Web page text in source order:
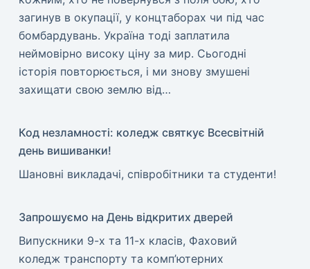
загинув в окупації, у концтаборах чи під час
бомбардувань. Україна тоді заплатила
неймовірно високу ціну за мир. ​Сьогодні
історія повторюється, і ми знову змушені
захищати свою землю від…
Код незламності: коледж святкує Всесвітній
день вишиванки!
​Шановні викладачі, співробітники та студенти!
Запрошуємо на День відкритих дверей
Випускники 9-х та 11-х класів, Фаховий
коледж транспорту та комп’ютерних